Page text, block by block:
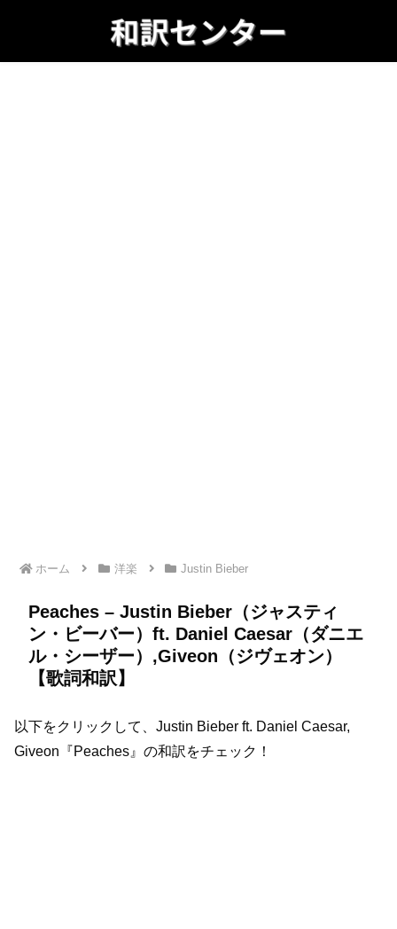
ホーム 洋楽 Justin Bieber
Peaches – Justin Bieber（ジャスティ
ン・ビーバー）ft. Daniel Caesar（ダニエ
ル・シーザー）,Giveon（ジヴェオン）
【歌詞和訳】
以下をクリックして、Justin Bieber ft. Daniel Caesar,
Giveon『Peaches』の和訳をチェック！